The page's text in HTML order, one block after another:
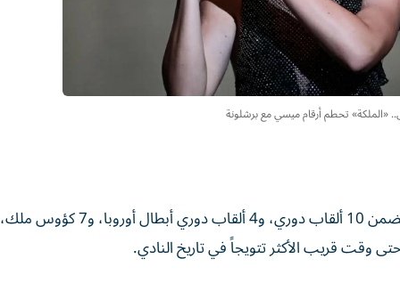
«الملكة» تحطم أرقام ميسي مع برشلونة